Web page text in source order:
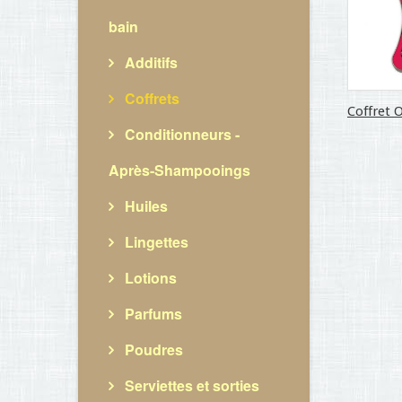
bain
Additifs
Coffrets
Conditionneurs -
Après-Shampooings
Huiles
Lingettes
Lotions
Parfums
Poudres
Serviettes et sorties
Coffret